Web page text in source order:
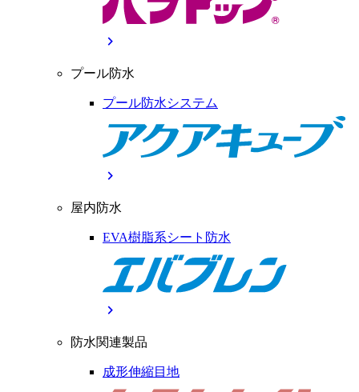
chevron_right
プール防水
プール防水システム
chevron_right
屋内防水
EVA樹脂系シート防水
chevron_right
防水関連製品
成形伸縮目地